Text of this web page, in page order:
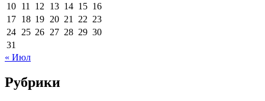
10 11 12 13 14 15 16
17 18 19 20 21 22 23
24 25 26 27 28 29 30
31
« Июл
Рубрики